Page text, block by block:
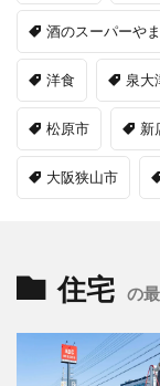
酒のスーパーや
洋食 泉大
松原市 新
大阪狭山市
住宅 の